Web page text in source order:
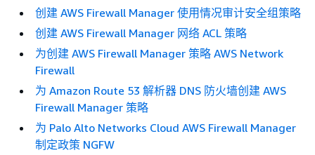
创建 AWS Firewall Manager 使用情况审计安全组策略
创建 AWS Firewall Manager 网络 ACL 策略
为创建 AWS Firewall Manager 策略 AWS Network
Firewall
为 Amazon Route 53 解析器 DNS 防火墙创建 AWS
Firewall Manager 策略
为 Palo Alto Networks Cloud AWS Firewall Manager
制定政策 NGFW